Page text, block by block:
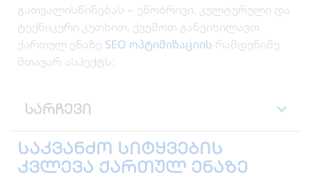
გათვალისწინებას – ენობრივი, კულტურული და
ტექნიკური კუთხით. ქვემოთ განვიხილავთ
ქართულ ენაზე SEO ოპტიმიზაციის რამდენიმე
მთავარ ასპექტს:
სარჩევი
საკვანძო სიტყვების
კვლევა ქართულ ენაზე